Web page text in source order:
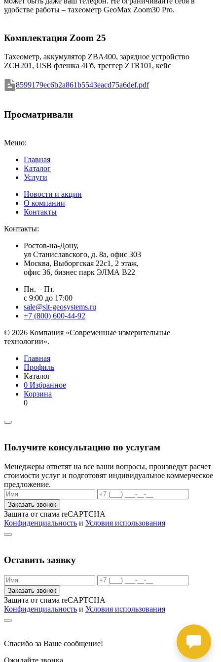
удобстве работы – тахеометр GeoMax Zoom30 Pro.
Комплектация Zoom 25
Тахеометр, аккумулятор ZBA400, зарядное устройство
ZCH201, USB флешка 4Гб, треггер ZTR101, кейс
8599179ec6b2a861b5543eacd75a6def.pdf
Просматривали
Меню:
Главная
Каталог
Услуги
Новости и акции
О компании
Контакты
Контакты:
Ростов-на-Дону,
ул Станиславского, д. 8а, офис 303
Москва, Выборгская 22с1, 2 этаж,
офис 36, бизнес парк ЭЛМА В22
Пн. – Пт.
с 9:00 до 17:00
sale@sit-geosystems.ru
+7 (800) 600-44-92
© 2026 Компания «Современные измерительные
технологии».
Главная
Профиль
Каталог
0 Избранное
Корзина
0
Получите консультацию по услугам
Менеджеры ответят на все ваши вопросы, произведут расчет
стоимости услуг и подготовят индивидуальное коммерческое
предложение.
Заказать звонок
Защита от спама reCAPTCHA
Конфиденциальность и Условия использования
Оставить заявку
Заказать звонок
Защита от спама reCAPTCHA
Конфиденциальность и Условия использования
Спасибо за Ваше сообщение!
Ожидайте звонка